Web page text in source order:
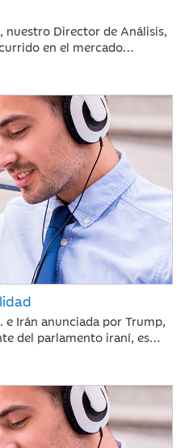
nuestro Director de Análisis,
en el mercado
el que el conflicto de Irán
e Irán anunciada por Trump,
del parlamento iraní, es
y romper la racha
repasa una semana que
Irán.